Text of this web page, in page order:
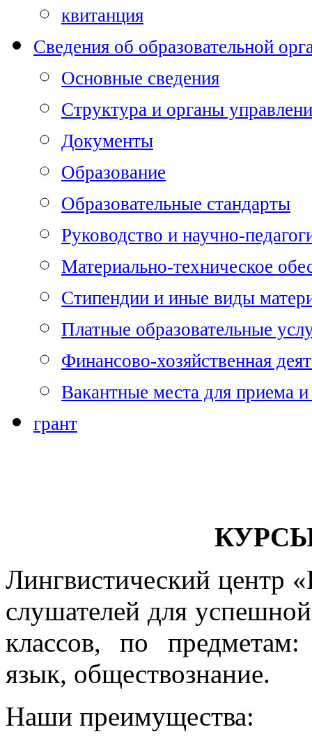
квитанция
Сведения об образовательной
Основные сведения
Структура и органы
Документы
Образование
Образовательные стандарты
Руководство и научно-
Материально-техническое
Стипендии и иные виды
Платные образовательные
Финансово-хозяйственная
Вакантные места для приема и
грант
Лингвистический центр
слушателей для
классов, по
язык, обществознание.
Наши преимущества: